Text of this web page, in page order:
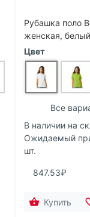
Рубашка поло
женская, белый
Цвет
Все
В наличии на
Ожидаемый
шт.
847.53₽
Купить